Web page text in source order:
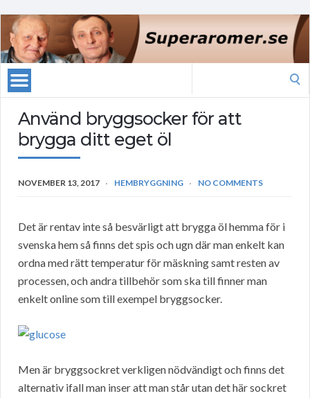
Använd bryggsocker för att
brygga ditt eget öl
NOVEMBER 13, 2017 HEMBRYGGNING NO COMMENTS
Det är rentav inte så besvärligt att brygga öl hemma för i
svenska hem så finns det spis och ugn där man enkelt kan
ordna med rätt temperatur för mäskning samt resten av
processen, och andra tillbehör som ska till finner man
enkelt online som till exempel bryggsocker.
Men är bryggsockret verkligen nödvändigt och finns det
alternativ ifall man inser att man står utan det här sockret